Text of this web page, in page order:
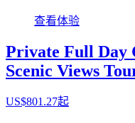
查看体验
Private Full Day
Scenic Views
US$801.27起